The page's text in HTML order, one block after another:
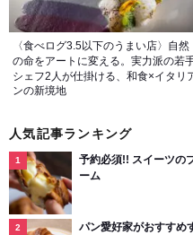
〈食べログ3.5以下のうまい店〉自然
の命をアートに変える。実力派の若
シェフ2人が仕掛ける、和食×イタリ
ンの新境地
人気記事ランキング
予約必須!! スイーツの
ーム
パン愛好家がおすすめ